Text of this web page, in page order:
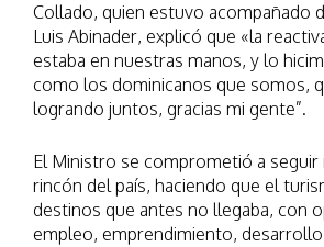
Collado, quien estuvo acompañado
Luis Abinader, explicó que «la
estaba en nuestras manos, y lo
como los dominicanos que somos,
logrando juntos, gracias mi gente”.
El Ministro se comprometió a seguir
rincón del país, haciendo que el
destinos que antes no llegaba, con
empleo, emprendimiento,